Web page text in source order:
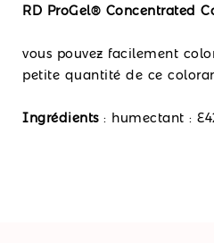
RD ProGel® Concentrated
vous pouvez facilement
petite quantité de ce
Ingrédients: humectant :